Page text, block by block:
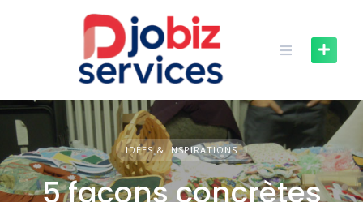
IDÉES & INSPIRATIONS
5 façons concrètes